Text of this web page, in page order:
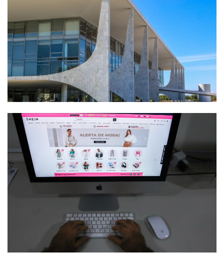
Termos de uso Sitemap
Copyright © 2025 Campos24horas seu
jornal na internet - By
afirma.cc